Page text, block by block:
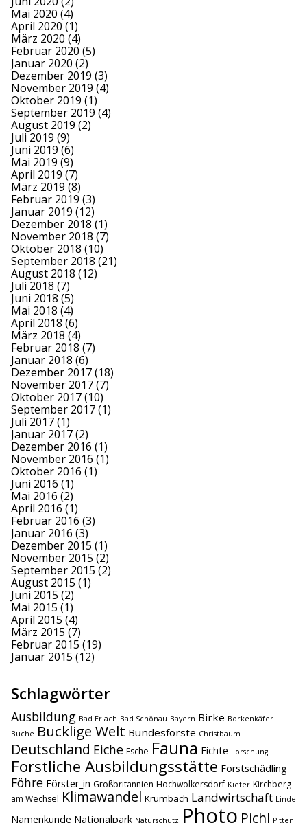
Mai 2020 (4)
April 2020 (1)
März 2020 (4)
Februar 2020 (5)
Januar 2020 (2)
Dezember 2019 (3)
November 2019 (4)
Oktober 2019 (1)
September 2019 (4)
August 2019 (2)
Juli 2019 (9)
Juni 2019 (6)
Mai 2019 (9)
April 2019 (7)
März 2019 (8)
Februar 2019 (3)
Januar 2019 (12)
Dezember 2018 (1)
November 2018 (7)
Oktober 2018 (10)
September 2018 (21)
August 2018 (12)
Juli 2018 (7)
Juni 2018 (5)
Mai 2018 (4)
April 2018 (6)
März 2018 (4)
Februar 2018 (7)
Januar 2018 (6)
Dezember 2017(18)
November 2017(7)
Oktober 2017(10)
September 2017(1)
Juli 2017(1)
Januar 2017(2)
Dezember 2016 (1)
November 2016 (1)
Oktober 2016 (1)
Juni 2016 (1)
Mai 2016 (2)
April 2016 (1)
Februar 2016 (3)
Januar 2016 (3)
Dezember 2015 (1)
November 2015 (2)
September 2015 (2)
August 2015 (1)
Juni 2015 (2)
Mai 2015 (1)
April 2015 (4)
März 2015 (7)
Februar 2015 (19)
Januar 2015 (12)
Schlagwörter
Ausbildung Bad Erlach Bad Schönau Bayern Birke Borkenkäfer
Buche Bucklige Welt Bundesforste Christbaum
Deutschland Eiche Esche Fauna Fichte Forschung
Forstliche Ausbildungsstätte Forstschädling
Föhre Förster_in Großbritannien Hochwolkersdorf Kiefer Kirchberg
am Wechsel Klimawandel Krumbach Landwirtschaft Linde
Namenkunde Nationalpark Naturschutz Photo Pichl Pitten